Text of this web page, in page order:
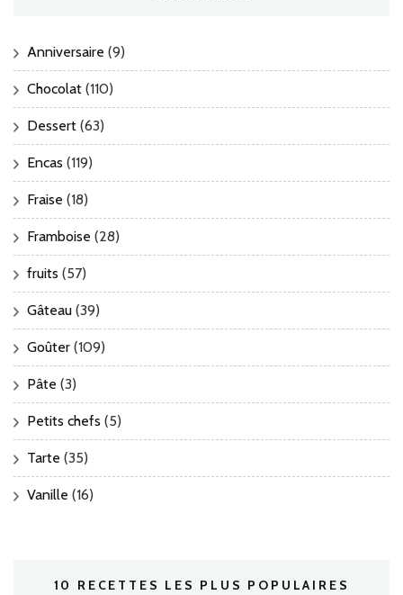
Anniversaire (9)
Chocolat (110)
Dessert (63)
Encas (119)
Fraise (18)
Framboise (28)
fruits (57)
Gâteau (39)
Goûter (109)
Pâte (3)
Petits chefs (5)
Tarte (35)
Vanille (16)
10 RECETTES LES PLUS POPULAIRES